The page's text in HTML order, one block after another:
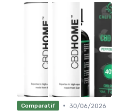
Comparatif • 30/06/2026